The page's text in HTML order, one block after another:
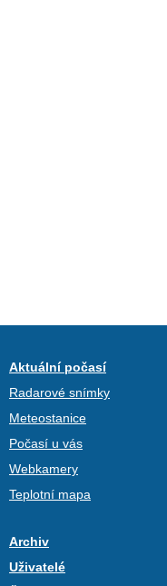
Aktuální počasí
Radarové snímky
Meteostanice
Počasí u vás
Webkamery
Teplotní mapa
Archiv
Uživatelé